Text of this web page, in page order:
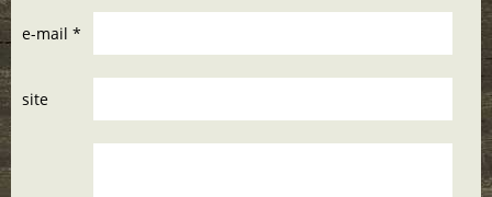
e-mail *
site